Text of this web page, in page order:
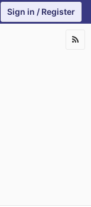
Sign in / Register